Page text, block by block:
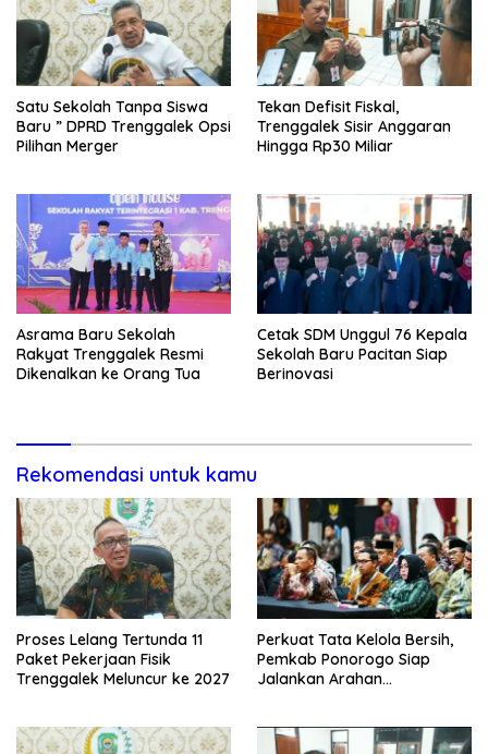
Satu Sekolah Tanpa Siswa
Baru ” DPRD Trenggalek Opsi
Pilihan Merger
Tekan Defisit Fiskal,
Trenggalek Sisir Anggaran
Hingga Rp30 Miliar
Asrama Baru Sekolah
Rakyat Trenggalek Resmi
Dikenalkan ke Orang Tua
Cetak SDM Unggul 76 Kepala
Sekolah Baru Pacitan Siap
Berinovasi
Rekomendasi untuk kamu
Proses Lelang Tertunda 11
Paket Pekerjaan Fisik
Trenggalek Meluncur ke 2027
Perkuat Tata Kelola Bersih,
Pemkab Ponorogo Siap
Jalankan Arahan